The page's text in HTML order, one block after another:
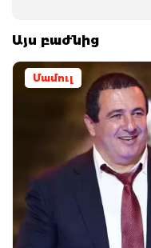
Այս բաժնից
Մամուլ